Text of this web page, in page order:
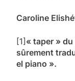
Caroline
[1]« taper »
sûrement
el piano ».